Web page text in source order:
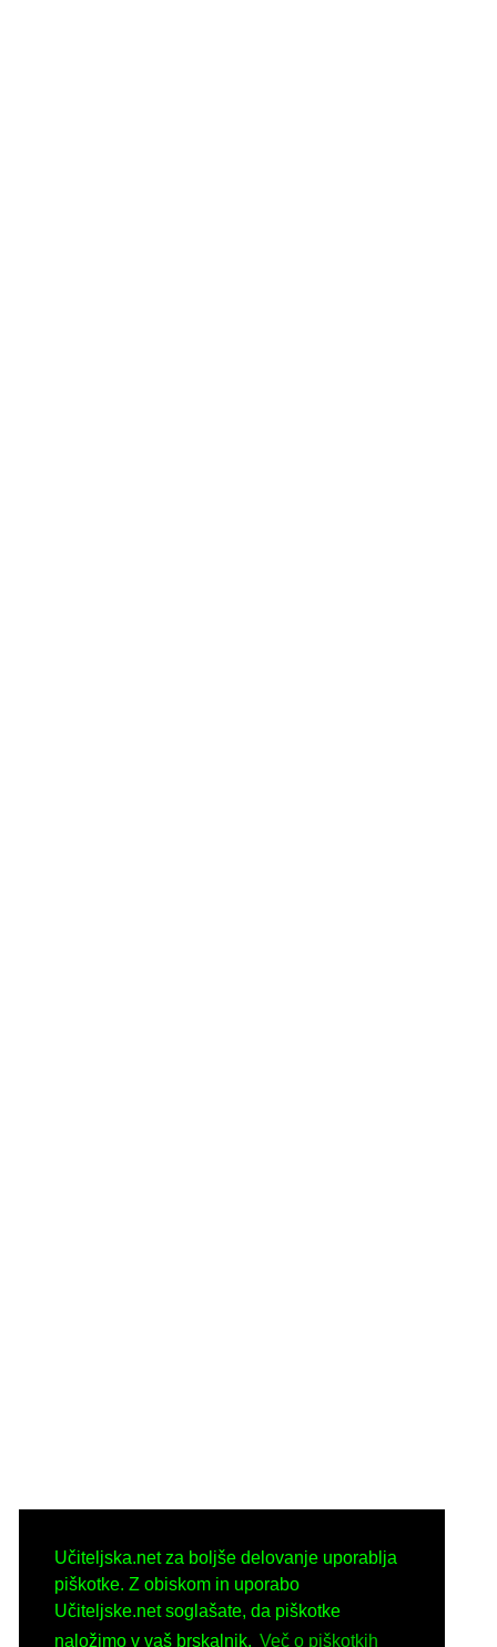
Učiteljska.net za boljše delovanje uporablja
piškotke. Z obiskom in uporabo
Učiteljske.net soglašate, da piškotke
naložimo v vaš brskalnik. Več o piškotkih